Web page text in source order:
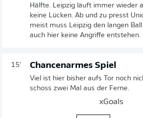
Hälfte. Leipzig läuft immer wieder
keine Lücken. Ab und zu presst
meist muss Leipzig den langen
auch hier keine Angriffe entstehen.
15' Chancenarmes Spiel
Viel ist hier bisher aufs Tor noch
schoss zwei Mal aus der Ferne.
xGoals